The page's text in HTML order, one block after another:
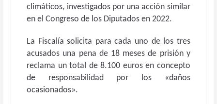
climáticos, investigados por una acción similar
en el Congreso de los Diputados en 2022.
La Fiscalía solicita para cada uno de los tres
acusados una pena de 18 meses de prisión y
reclama un total de 8.100 euros en concepto
de responsabilidad por los «daños
ocasionados».